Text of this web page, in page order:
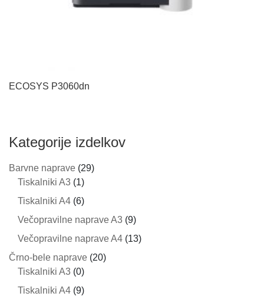
ECOSYS P3060dn
Kategorije izdelkov
Barvne naprave (29)
Tiskalniki A3 (1)
Tiskalniki A4 (6)
Večopravilne naprave A3 (9)
Večopravilne naprave A4 (13)
Črno-bele naprave (20)
Tiskalniki A3 (0)
Tiskalniki A4 (9)